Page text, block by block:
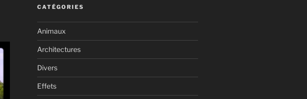
CATÉGORIES
Animaux
Architectures
Divers
Effets